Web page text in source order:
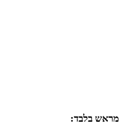
מראש בלבד: